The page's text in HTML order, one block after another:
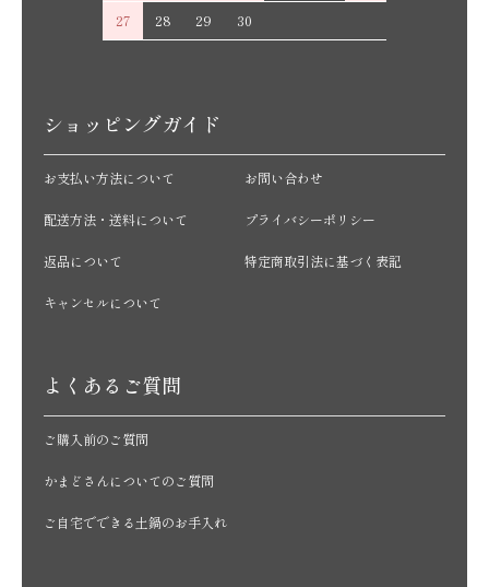
27
28 29 30
ショッピングガイド
お支払い方法について
配送方法・送料について
返品について
キャンセルについて
お問い合わせ
プライバシーポリシー
特定商取引法に基づく表記
よくあるご質問
ご購入前のご質問
かまどさんについてのご質問
ご自宅でできる土鍋のお手入れ